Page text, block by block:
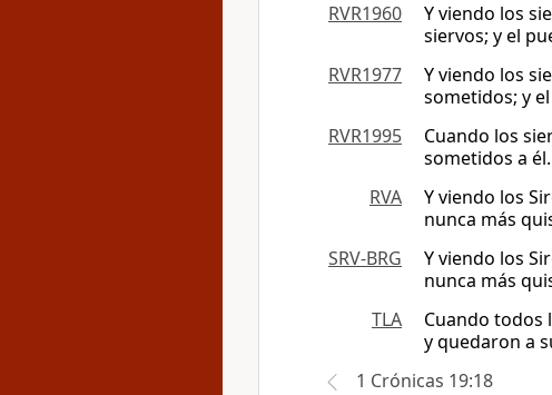
RVR1960
Y viendo los
siervos; y el
RVR1977
Y viendo los
sometidos; y
RVR1995
Cuando los
sometidos a
RVA
Y viendo los
nunca más
SRV-BRG
Y viendo los
nunca más
TLA
Cuando todos
y quedaron a
1 Crónicas 19:18